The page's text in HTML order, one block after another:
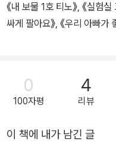
《내 보물 1호 티노》, 《실험
싸게 팔아요》, 《우리 아빠가
0
100자평
4
리뷰
이 책에 내가 남긴 글